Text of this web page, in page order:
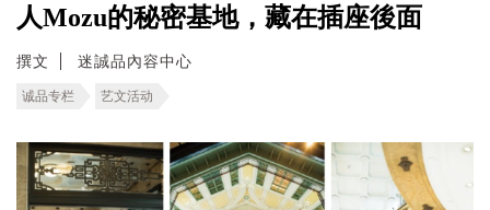
人Mozu的秘密基地，藏在插座後面
撰文 迷誠品內容中心
诚品专栏 艺文活动